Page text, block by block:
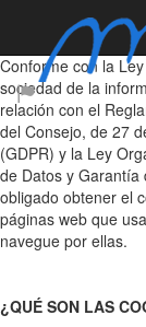
INFORMACIÓN
Conforme con la
sociedad de la
relación con el
del Consejo, de 27
(GDPR) y la Ley
de Datos y Garantía
obligado obtener el
páginas web que
navegue por ellas.
¿QUÉ SON LAS